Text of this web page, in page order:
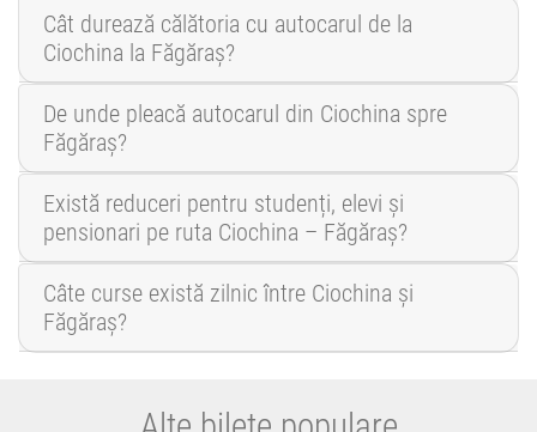
Cât durează călătoria cu autocarul de la
Ciochina la Făgăraș?
De unde pleacă autocarul din Ciochina spre
Făgăraș?
Există reduceri pentru studenți, elevi și
pensionari pe ruta Ciochina – Făgăraș?
Câte curse există zilnic între Ciochina și
Făgăraș?